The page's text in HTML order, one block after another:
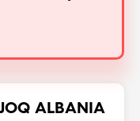
ALBANIA